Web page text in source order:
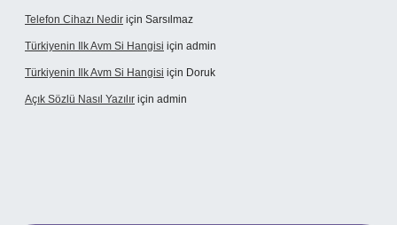
Telefon Cihazı Nedir için Sarsılmaz
Türkiyenin Ilk Avm Si Hangisi için admin
Türkiyenin Ilk Avm Si Hangisi için Doruk
Açık Sözlü Nasıl Yazılır için admin